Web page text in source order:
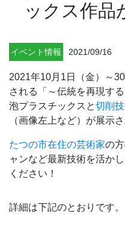
ックス作品
イベント情報 2021/09/16
2021年10月1日（金）～
される「～伝統を再現す
泡プラスチックスと切削
（画像左上など）が展示さ
たつの市在住の芸術家の
ャンなど最新技術を活か
ください！
詳細は下記のとおりです。